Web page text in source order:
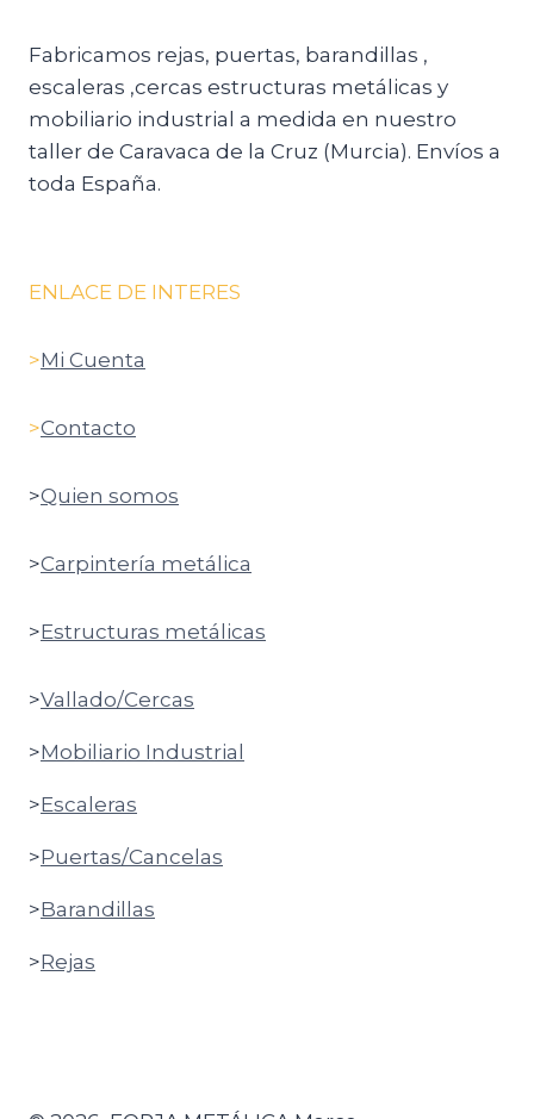
Fabricamos rejas, puertas, barandillas ,
escaleras ,cercas estructuras metálicas y
mobiliario industrial a medida en nuestro
taller de Caravaca de la Cruz (Murcia). Envíos a
toda España.
ENLACE DE INTERES
>Mi Cuenta
>Contacto
>Quien somos
>Carpintería metálica
>Estructuras metálicas
>Vallado/Cercas
>Mobiliario Industrial
>Escaleras
>Puertas/Cancelas
>Barandillas
>Rejas